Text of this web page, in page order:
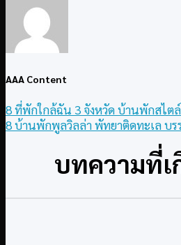
AAA Content
8 ที่พักใกล้ฉัน 3 จังหวัด บ้านพักสไต
8 บ้านพักพูลวิลล่า พัทยาติดทะเล บร
บทความที่เ